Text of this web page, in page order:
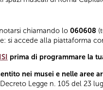
chiamando lo 060608
si accede alla piattaforma
prima di programmare la
nei musei e nelle aree
Legge n. 105 del 23